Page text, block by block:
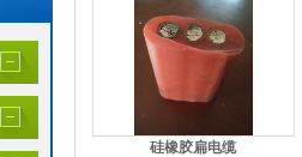
硅橡胶扁电缆